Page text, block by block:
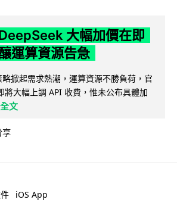
大幅加價在即
運算資源告急
掀起需求熱潮，運算資源不勝負荷，官
將大幅上調 API 收費，惟未公布具體加
文
享
iOS App